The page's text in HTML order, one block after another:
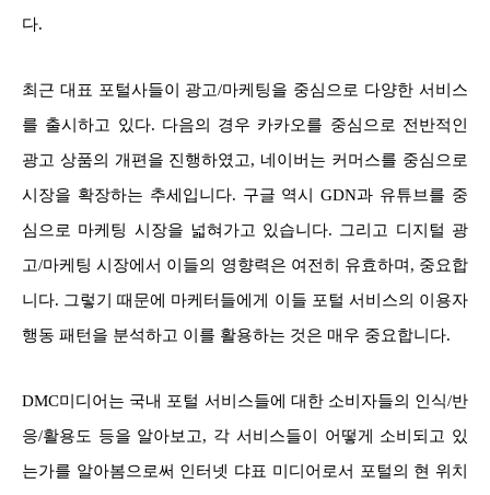
다.
최근 대표 포털사들이 광고/마케팅을 중심으로 다양한 서비스
를 출시하고 있다. 다음의 경우 카카오를 중심으로 전반적인
광고 상품의 개편을 진행하였고, 네이버는 커머스를 중심으로
시장을 확장하는 추세입니다. 구글 역시 GDN과 유튜브를 중
심으로 마케팅 시장을 넓혀가고 있습니다. 그리고 디지털 광
고/마케팅 시장에서 이들의 영향력은 여전히 유효하며, 중요합
니다. 그렇기 때문에 마케터들에게 이들 포털 서비스의 이용자
행동 패턴을 분석하고 이를 활용하는 것은 매우 중요합니다.
DMC미디어는 국내 포털 서비스들에 대한 소비자들의 인식/반
응/활용도 등을 알아보고, 각 서비스들이 어떻게 소비되고 있
는가를 알아봄으로써 인터넷 댜표 미디어로서 포털의 현 위치